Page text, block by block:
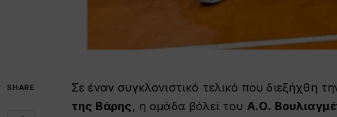
SHARE Σε έναν συγκλονιστικό τελικό που διεξήχθη
της Βάρης, η ομάδα βόλεϊ του Α.Ο.